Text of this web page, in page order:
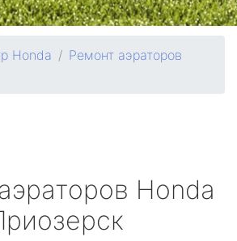
Honda
Ремонт аэраторов
Honda